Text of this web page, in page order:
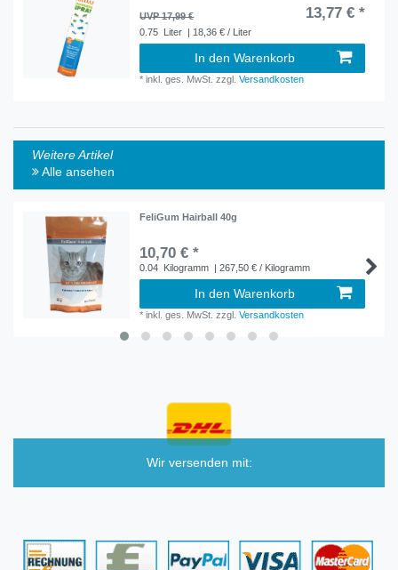
UVP 17,99 € 13,77 € *
0.75 Liter | 18,36 € / Liter
In den Warenkorb
*inkl. ges. MwSt. zzgl.Versandkosten
Weitere Artikel
Alle ansehen
FeliGum Hairball 40g
10,70 € *
0.04 Kilogramm | 267,50 € / Kilogramm
In den Warenkorb
*inkl. ges. MwSt. zzgl.Versandkosten
Wir versenden mit: